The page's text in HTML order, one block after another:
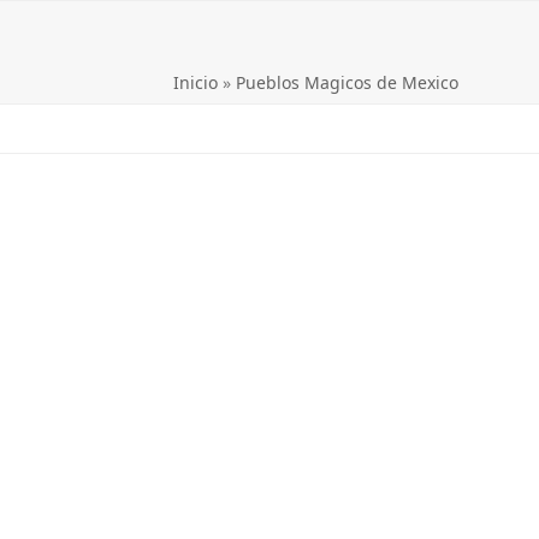
Inicio» Pueblos Magicos de Mexico